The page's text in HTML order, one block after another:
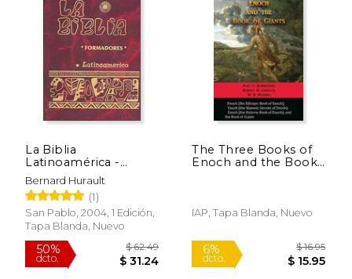
La Biblia
Latinoamérica -
Formadores
(Cartoné)
Bernard Hurault
(1)
San Pablo, 2004, 1 Edición,
Tapa Blanda, Nuevo
The Three Books of
Enoch and the Book
IAP, Tapa Blanda, Nuevo